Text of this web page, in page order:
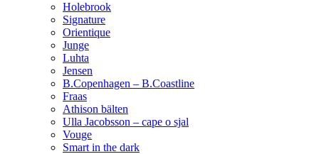
Holebrook
Signature
Orientique
Junge
Luhta
Jensen
B.Copenhagen – B.Coastline
Fraas
Athison bälten
Ulla Jacobsson – cape o sjal
Vouge
Smart in the dark